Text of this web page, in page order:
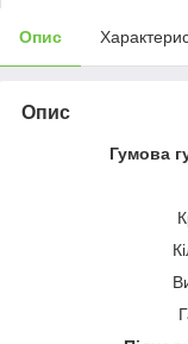
Опис
Опис
Гумова